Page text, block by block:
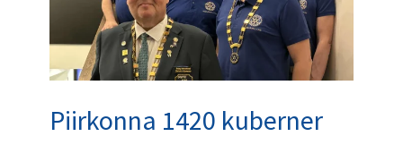
Piirkonna 1420 kuberner
Klubis